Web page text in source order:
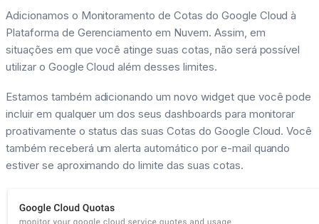
Adicionamos o Monitoramento de Cotas do Google Cloud à
Plataforma de Gerenciamento em Nuvem. Assim, em
situações em que você atinge suas cotas, não será possível
utilizar o Google Cloud além desses limites.
Estamos também adicionando um novo widget que você pode
incluir em qualquer um dos seus dashboards para monitorar
proativamente o status das suas Cotas do Google Cloud. Você
também receberá um alerta automático por e-mail quando
estiver se aproximando do limite das suas cotas.